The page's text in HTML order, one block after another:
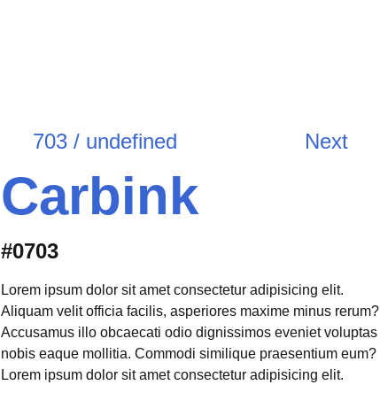
703 / undefined Next
Carbink
#0703
Lorem ipsum dolor sit amet consectetur adipisicing elit.
Aliquam velit officia facilis, asperiores maxime minus rerum?
Accusamus illo obcaecati odio dignissimos eveniet voluptas
nobis eaque mollitia. Commodi similique praesentium eum?
Lorem ipsum dolor sit amet consectetur adipisicing elit.